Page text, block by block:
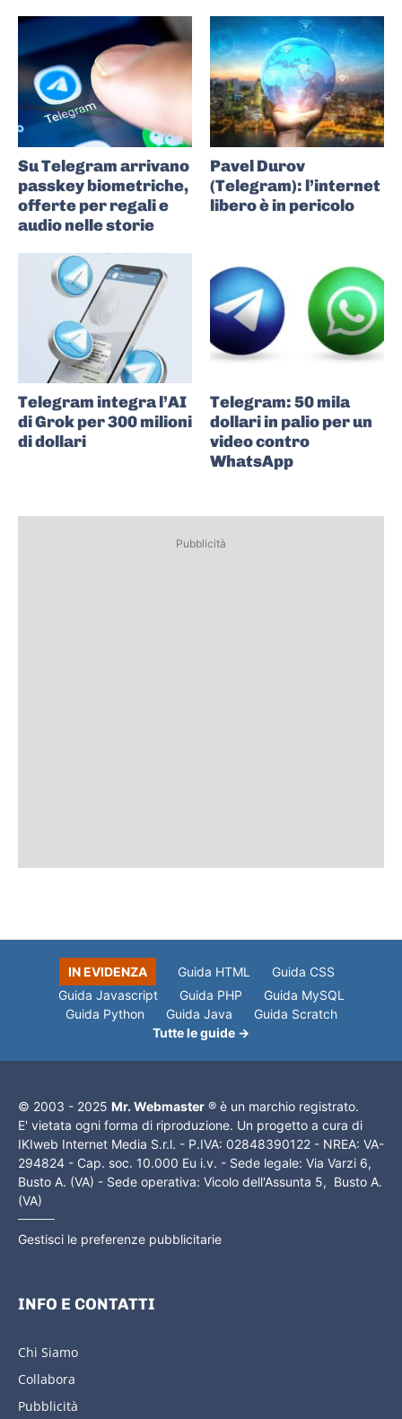
Su Telegram arrivano
passkey biometriche,
offerte per regali e
audio nelle storie
Pavel Durov
(Telegram): l’internet
libero è in pericolo
Telegram integra l’AI
di Grok per 300 milioni
di dollari
Telegram: 50 mila
dollari in palio per un
video contro
WhatsApp
Pubblicità
IN EVIDENZA Guida HTML
Guida CSS
Guida Javascript
Guida PHP
Guida MySQL
Guida Python
Guida Java
Guida Scratch
Tutte le guide →
© 2003 - 2025 Mr. Webmaster ® è un marchio registrato.
E' vietata ogni forma di riproduzione. Un progetto a cura di
IKIweb Internet Media S.r.l. - P.IVA: 02848390122 - NREA: VA-
294824 - Cap. soc. 10.000 Eu i.v. - Sede legale: Via Varzi 6,
Busto A. (VA) - Sede operativa: Vicolo dell'Assunta 5, Busto A.
(VA)
Gestisci le preferenze pubblicitarie
INFO E CONTATTI
Chi Siamo
Collabora
Pubblicità